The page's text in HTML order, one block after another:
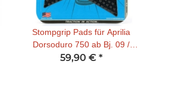
Stompgrip Pads für Aprilia
Dorsoduro 750 ab Bj. 09 /
Dorsoduro 1200 ab 11-
59,90 € *